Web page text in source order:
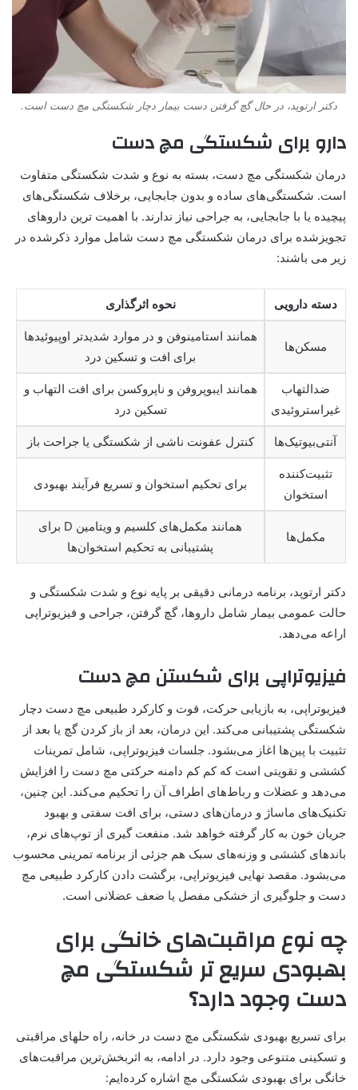
دکتر ارتوپد، در حال گچ گرفتن دست بیمار دچار شکستگی مچ دست است.
دارو برای شکستگی مچ دست
درمان شکستگی مچ دست، بسته به نوع و شدت شکستگی متفاوت
است. شکستگی‌های ساده و بدون جابجایی، برخلاف شکستگی‌های
پیچیده یا با جابجایی، به جراحی نیاز ندارند. با اهمیت ترین داروهای
تجویزشده برای درمان شکستگی مچ دست شامل موارد ذکرشده در
زیر می باشند:
دسته دارویی نحوه اثرگذاری
مسکن‌ها
همانند استامینوفن و در موارد شدیدتر اوپیوئیدها
برای افت و تسکین درد
ضدالتهاب
غیراستروئیدی
همانند ایبوپروفن و ناپروکسن برای افت التهاب و
تسکین درد
آنتی‌بیوتیک‌ها کنترل عفونت ناشی از شکستگی یا جراحت باز
تثبیت‌کننده
استخوان
برای تحکیم استخوان و تسریع فرآیند بهبودی
مکمل‌ها
همانند مکمل‌های کلسیم و ویتامین D برای
پشتیبانی به تحکیم استخوان‌ها
دکتر ارتوپد، برنامه درمانی دقیقی بر پایه نوع و شدت شکستگی و
حالت عمومی بیمار شامل داروها، گچ گرفتن، جراحی و فیزیوتراپی
اراعه می‌دهد.
فیزیوتراپی برای شکستن مچ دست
فیزیوتراپی، به بازیابی حرکت، قوت و کارکرد طبیعی مچ دست دچار
شکستگی پشتیبانی می‌کند. این درمان، بعد از باز کردن گچ یا بعد از
تثبیت با پین‌ها اغاز می‌بشود. جلسات فیزیوتراپی، شامل تمرینات
کششی و تقویتی است که کم کم دامنه حرکتی مچ دست را افزایش
می‌دهد و عضلات و رباط‌های اطراف آن را تحکیم می‌کند. این چنین،
تکنیک‌های ماساژ و درمان‌های دستی، برای افت سفتی و بهبود
جریان خون به کار گرفته خواهد شد. منفعت گیری از توپ‌های نرم،
باندهای کششی و وزنه‌های سبک هم جزئی از برنامه تمرینی محسوب
می‌بشود. مقصد نهایی فیزیوتراپی، برگشت دادن کارکرد طبیعی مچ
دست و جلوگیری از خشکی مفصل یا ضعف عضلانی است.
چه نوع مراقبت‌های خانگی برای
بهبودی سریع تر شکستگی مچ
دست وجود دارد؟
برای تسریع بهبودی شکستگی مچ دست در خانه، راه حلهای مراقبتی
و تسکینی متنوعی وجود دارد. در ادامه، به اثربخش‌ترین مراقبت‌های
خانگی برای بهبودی شکستگی مچ اشاره کرده‌ایم: